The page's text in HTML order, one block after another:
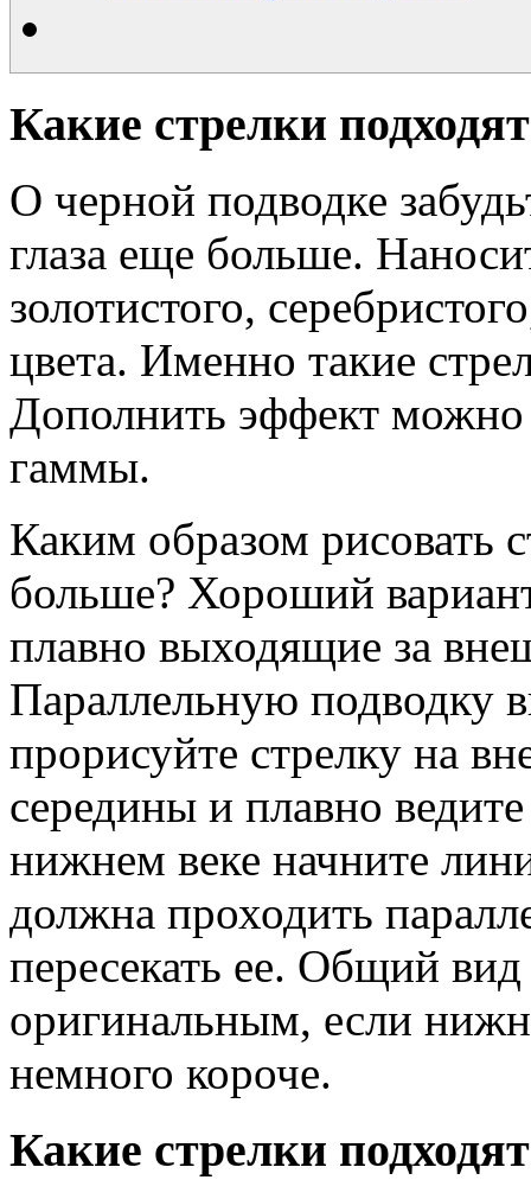
Какие стрелки
О черной подводке
глаза еще больше.
золотистого,
цвета. Именно такие
Дополнить эффект
гаммы.
Каким образом рисовать
больше? Хороший
плавно выходящие за
Параллельную подводку
прорисуйте стрелку на
середины и плавно
нижнем веке начните
должна проходить
пересекать ее. Общий
оригинальным, если
немного короче.
Какие стрелки